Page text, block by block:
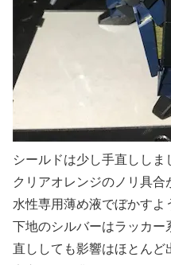
シールドは少し手直ししま
クリアオレンジのノリ具
水性専用薄め液でぼかすよ
下地のシルバーはラッカ
直ししても影響はほとんど